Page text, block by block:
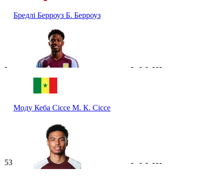
Бредлі Берроуз Б. Берроуз
-
Моду Кеба Сіссе М. К. Сіссе
- - - ---
53 - - - ---